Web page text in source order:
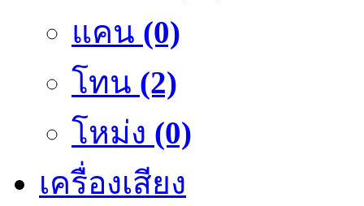
แคน (0)
โทน (2)
โหม่ง (0)
เครื่องเสียง